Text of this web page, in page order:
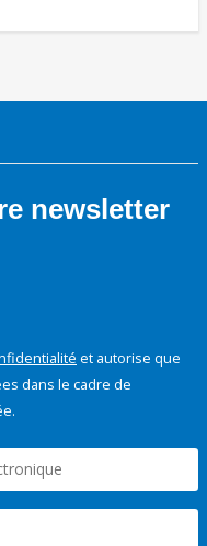
newsletter
et autorise que
dans le cadre de